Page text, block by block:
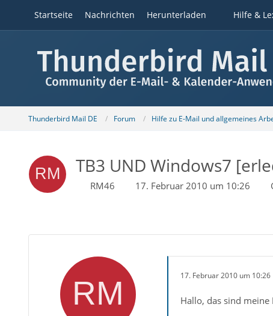
Startseite Nachrichten Herunterladen Hilfe &
Thunderbird Mail DE Forum Hilfe zu E-Mail und allgemeines
TB3 UND Windows7
RM46 17. Februar 2010 um 10:26
17. Februar 2010 um 10:26
Hallo, das sind meine